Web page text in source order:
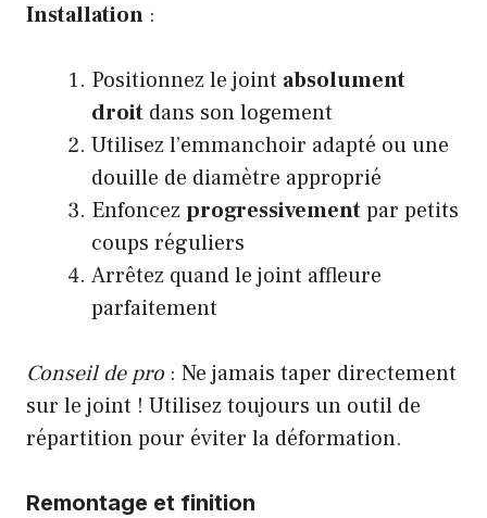
Installation :
Positionnez le joint absolument
droit dans son logement
Utilisez l’emmanchoir adapté ou une
douille de diamètre approprié
Enfoncezprogressivementpar petits
coups réguliers
Arrêtez quand le joint affleure
parfaitement
Conseil de pro : Ne jamais taper directement
sur le joint ! Utilisez toujours un outil de
répartition pour éviter la déformation.
Remontage et finition